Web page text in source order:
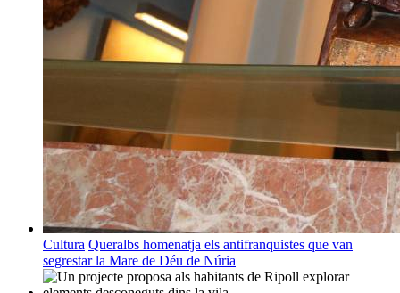
Cultura Queralbs homenatja els antifranquistes que van
segrestar la Mare de Déu de Núria